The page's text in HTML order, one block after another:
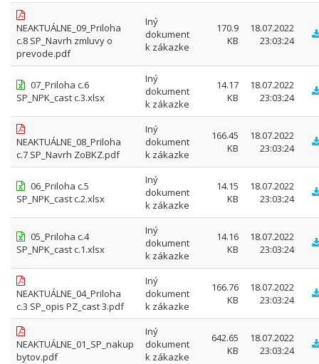
NEAKTUÁLNE_09_Priloha
c.8 SP_Navrh zmluvy o
prevode.pdf
Iný
dokument
k zákazke
170.9
KB
18.07.2022
23:03:24
07_Priloha c.6
SP_NPK_cast c.3.xlsx
Iný
dokument
k zákazke
14.17
KB
18.07.2022
23:03:24
NEAKTUÁLNE_08_Priloha
c.7 SP_Navrh ZoBKZ.pdf
Iný
dokument
k zákazke
166.45
KB
18.07.2022
23:03:24
06_Priloha c.5
SP_NPK_cast c.2.xlsx
Iný
dokument
k zákazke
14.15
KB
18.07.2022
23:03:24
05_Priloha c.4
SP_NPK_cast c.1.xlsx
Iný
dokument
k zákazke
14.16
KB
18.07.2022
23:03:24
NEAKTUÁLNE_04_Priloha
c.3 SP_opis PZ_cast 3.pdf
Iný
dokument
k zákazke
166.76
KB
18.07.2022
23:03:24
NEAKTUÁLNE_01_SP_nakup
bytov.pdf
Iný
dokument
k zákazke
642.65
KB
18.07.2022
23:03:24